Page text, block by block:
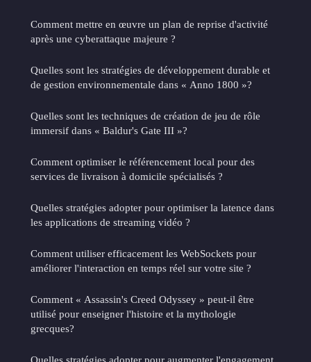
Comment mettre en œuvre un plan de reprise d'activité
après une cyberattaque majeure ?
Quelles sont les stratégies de développement durable et
de gestion environnementale dans « Anno 1800 »?
Quelles sont les techniques de création de jeu de rôle
immersif dans « Baldur's Gate III »?
Comment optimiser le référencement local pour des
services de livraison à domicile spécialisés ?
Quelles stratégies adopter pour optimiser la latence dans
les applications de streaming vidéo ?
Comment utiliser efficacement les WebSockets pour
améliorer l'interaction en temps réel sur votre site ?
Comment « Assassin's Creed Odyssey » peut-il être
utilisé pour enseigner l'histoire et la mythologie
grecques?